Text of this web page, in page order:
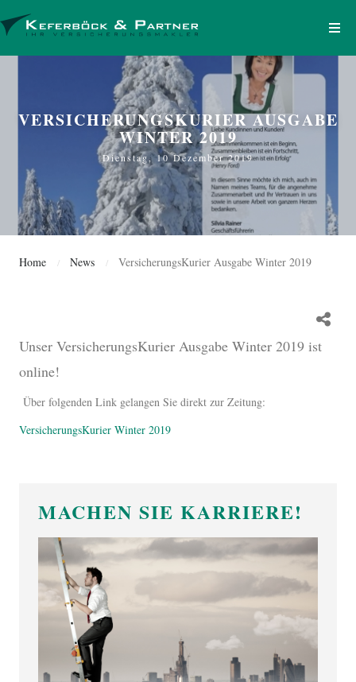
VERSICHERUNGSKURIER AUSGABE
WINTER 2019
Dienstag, 10 Dezember 2019
Home / News / VersicherungsKurier Ausgabe Winter 2019
Unser VersicherungsKurier Ausgabe Winter 2019 ist
online!
Über folgenden Link gelangen Sie direkt zur Zeitung:
VersicherungsKurier Winter 2019
MACHEN SIE KARRIERE!